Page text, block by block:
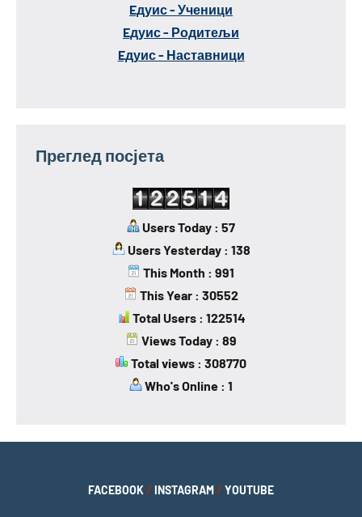
Eдуис - Ученици
Eдуис - Родитељи
Eдуис - Наставници
Преглед посјета
Users Today : 57
Users Yesterday : 138
This Month : 991
This Year : 30552
Total Users : 122514
Views Today : 89
Total views : 308770
Who's Online : 1
FACEBOOK/ INSTAGRAM/ YOUTUBE